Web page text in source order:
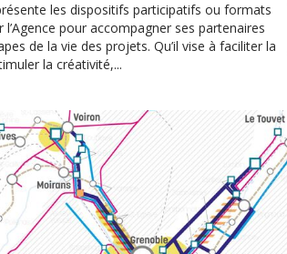
les dispositifs participatifs ou formats
pour accompagner ses partenaires
de la vie des projets. Qu’il vise à faciliter la
la créativité,...